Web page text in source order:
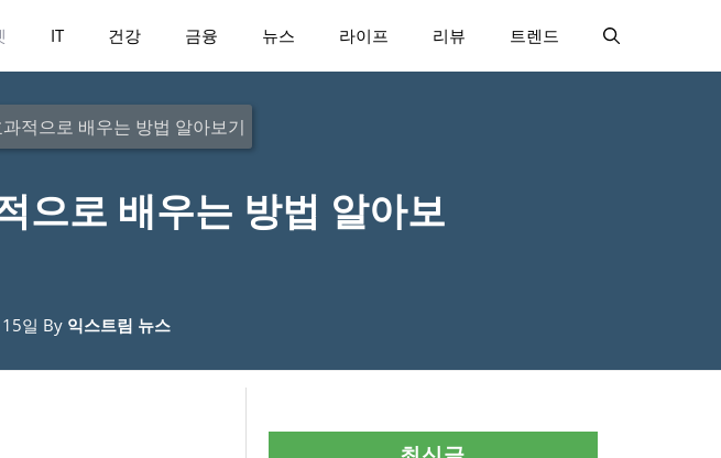
IT 건강 금융 뉴스 라이프 리뷰 트렌드
적으로 배우는 방법 알아보기
으로 배우는 방법 알아보
일 By 익스트림 뉴스